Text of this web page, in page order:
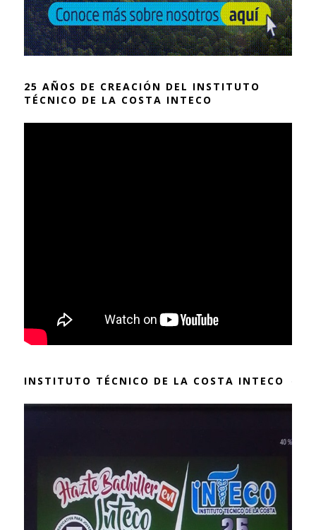
25 AÑOS DE CREACIÓN DEL INSTITUTO
TÉCNICO DE LA COSTA INTECO
INSTITUTO TÉCNICO DE LA COSTA INTECO